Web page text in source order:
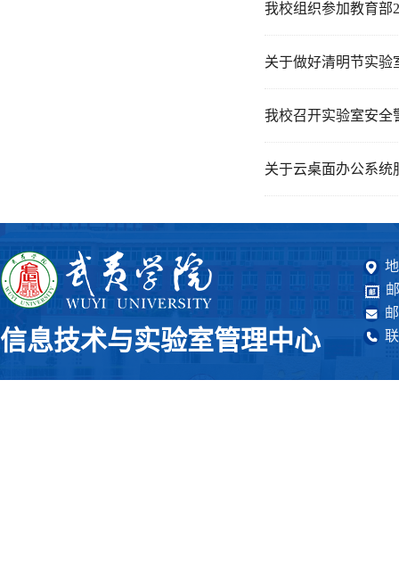
我校组织参加教育部
关于做好清明节实验
我校召开实验室安全
关于云桌面办公系统
信息技术与实验室管理中心